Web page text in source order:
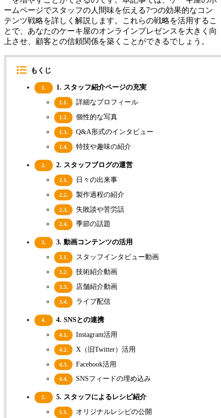
ームページでスタッフの人間味を伝える7つの効果的なコン
テンツ戦略を詳しく解説します。これらの戦略を活用するこ
とで、あなたのケーキ屋のオンラインプレゼンスを大きく向
上させ、顧客との信頼関係を築くことができるでしょう。
もくじ
1. 1. スタッフ紹介ページの充実
1.1. 詳細なプロフィール
1.2. 個性的な写真
1.3. Q&A形式のインタビュー
1.4. 特技や趣味の紹介
2. 2. スタッフブログの運営
2.1. 日々の出来事
2.2. 製作過程の紹介
2.3. 失敗談や苦労話
2.4. 季節の話題
3. 3. 動画コンテンツの活用
3.1. スタッフインタビュー動画
3.2. 技術紹介動画
3.3. 店舗紹介動画
3.4. ライブ配信
4. 4. SNSとの連携
4.1. Instagram活用
4.2. X（旧Twitter）活用
4.3. Facebook活用
4.4. SNSフィードの埋め込み
5. 5. スタッフによるレシピ紹介
5.1. オリジナルレシピの公開